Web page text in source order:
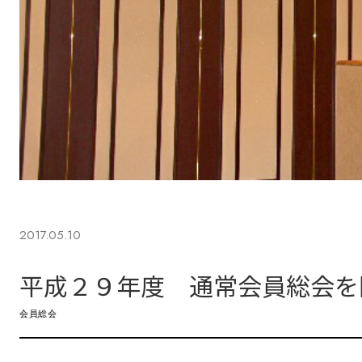
会員総会
平成２９年度 通常会員総会
2017.05.10